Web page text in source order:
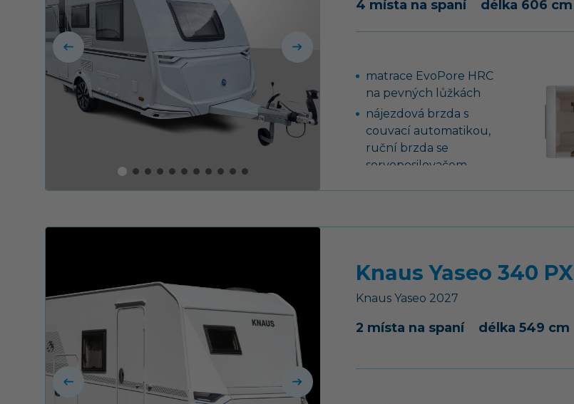
4 místa na spaní délka 606 cm
matrace EvoPore HRC
na pevných lůžkách
nájezdová brzda s
couvací automatikou,
ruční brzda se
servoposilovačem
GFK střecha se
zvýšenou odolností
tříhořákový vařič s
skleněným krytem
Knaus Yaseo 340 PX
Knaus Yaseo 2027
2 místa na spaní délka 549 cm